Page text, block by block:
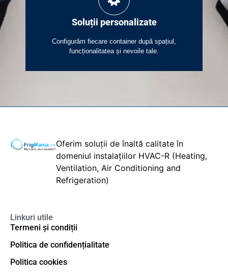
Soluții personalizate
Configurăm fiecare container după spațiul,
funcționalitatea și nevoile tale.
Oferim soluții de înaltă calitate în
domeniul instalațiilor HVAC-R (Heating,
Ventilation, Air Conditioning and
Refrigeration)
Linkuri utile
Termeni și condiții
Politica de confidențialitate
Politica cookies